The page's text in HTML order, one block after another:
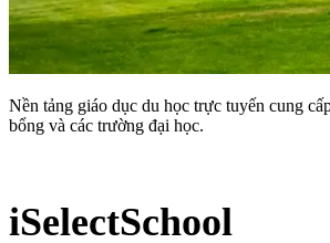
Nền tảng giáo dục du học trực tuyến cung
bổng và các trường đại học.
iSelectSchool